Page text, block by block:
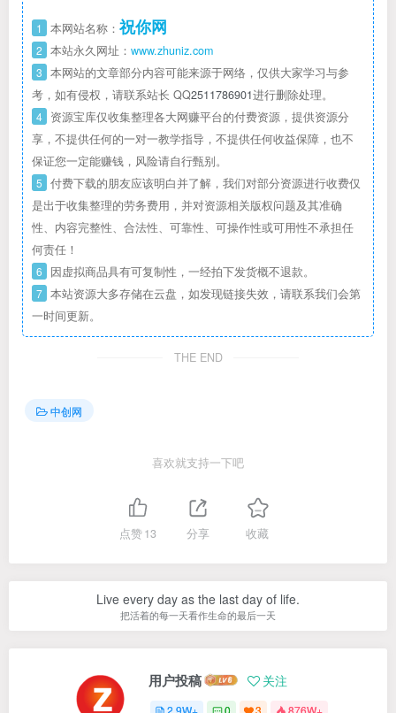
1 本网站名称： 祝你网
2 本站永久网址： www.zhuniz.com
3 本网站的文章部分内容可能来源于网络，仅供大家学习与参
考，如有侵权，请联系站长 QQ2511786901进行删除处理。
4 资源宝库仅收集整理各大网赚平台的付费资源，提供资源分
享，不提供任何的一对一教学指导，不提供任何收益保障，也不
保证您一定能赚钱，风险请自行甄别。
5 付费下载的朋友应该明白并了解，我们对部分资源进行收费仅
是出于收集整理的劳务费用，并对资源相关版权问题及其准确
性、内容完整性、合法性、可靠性、可操作性或可用性不承担任
何责任！
6 因虚拟商品具有可复制性，一经拍下发货概不退款。
7 本站资源大多存储在云盘，如发现链接失效，请联系我们会第
一时间更新。
THE END
中创网
喜欢就支持一下吧
点赞13 分享 收藏
Live every day as the last day of life.
把活着的每一天看作生命的最后一天
用户投稿 关注